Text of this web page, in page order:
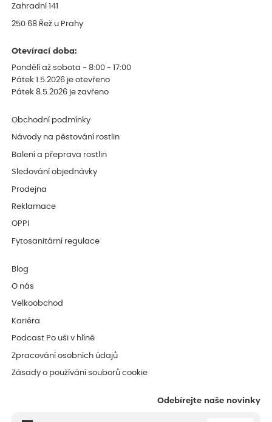
Zahradní 141
250 68 Řež u Prahy
Otevírací doba:
Pondělí až sobota - 8:00 - 17:00
Pátek 1.5.2026 je otevřeno
Pátek 8.5.2026 je zavřeno
Obchodní podmínky
Návody na pěstování rostlin
Balení a přeprava rostlin
Sledování objednávky
Prodejna
Reklamace
OPPI
Fytosanitární regulace
Blog
O nás
Velkoobchod
Kariéra
Podcast Po uši v hlíně
Zpracování osobních údajů
Zásady o používání souborů cookie
Odebírejte naše novinky